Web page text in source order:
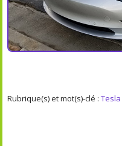
Rubrique(s) et mot(s)-clé :Tesla